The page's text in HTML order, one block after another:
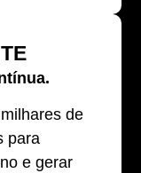
de
para
e gerar